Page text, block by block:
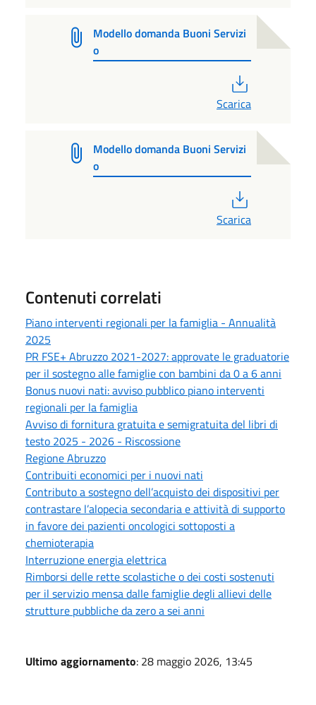
Modello domanda Buoni Servizi
o
Scarica
Modello domanda Buoni Servizi
o
Scarica
Contenuti correlati
Piano interventi regionali per la famiglia - Annualità
2025
PR FSE+ Abruzzo 2021-2027: approvate le graduatorie
per il sostegno alle famiglie con bambini da 0 a 6 anni
Bonus nuovi nati: avviso pubblico piano interventi
regionali per la famiglia
Avviso di fornitura gratuita e semigratuita del libri di
testo 2025 - 2026 - Riscossione
Regione Abruzzo
Contribuiti economici per i nuovi nati
Contributo a sostegno dell’acquisto dei dispositivi per
contrastare l’alopecia secondaria e attività di supporto
in favore dei pazienti oncologici sottoposti a
chemioterapia
Interruzione energia elettrica
Rimborsi delle rette scolastiche o dei costi sostenuti
per il servizio mensa dalle famiglie degli allievi delle
strutture pubbliche da zero a sei anni
Ultimo aggiornamento: 28 maggio 2026, 13:45